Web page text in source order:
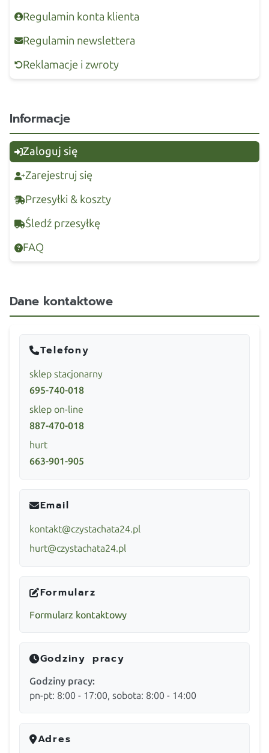
Regulamin konta klienta
Regulamin newslettera
Reklamacje i zwroty
Informacje
Zaloguj się
Zarejestruj się
Przesyłki & koszty
Śledź przesyłkę
FAQ
Dane kontaktowe
Telefony
sklep stacjonarny
695-740-018
sklep on-line
887-470-018
hurt
663-901-905
Email
kontakt@czystachata24.pl
hurt@czystachata24.pl
Formularz
Formularz kontaktowy
Godziny pracy
Godziny pracy:
pn-pt: 8:00 - 17:00, sobota: 8:00 - 14:00
Adres